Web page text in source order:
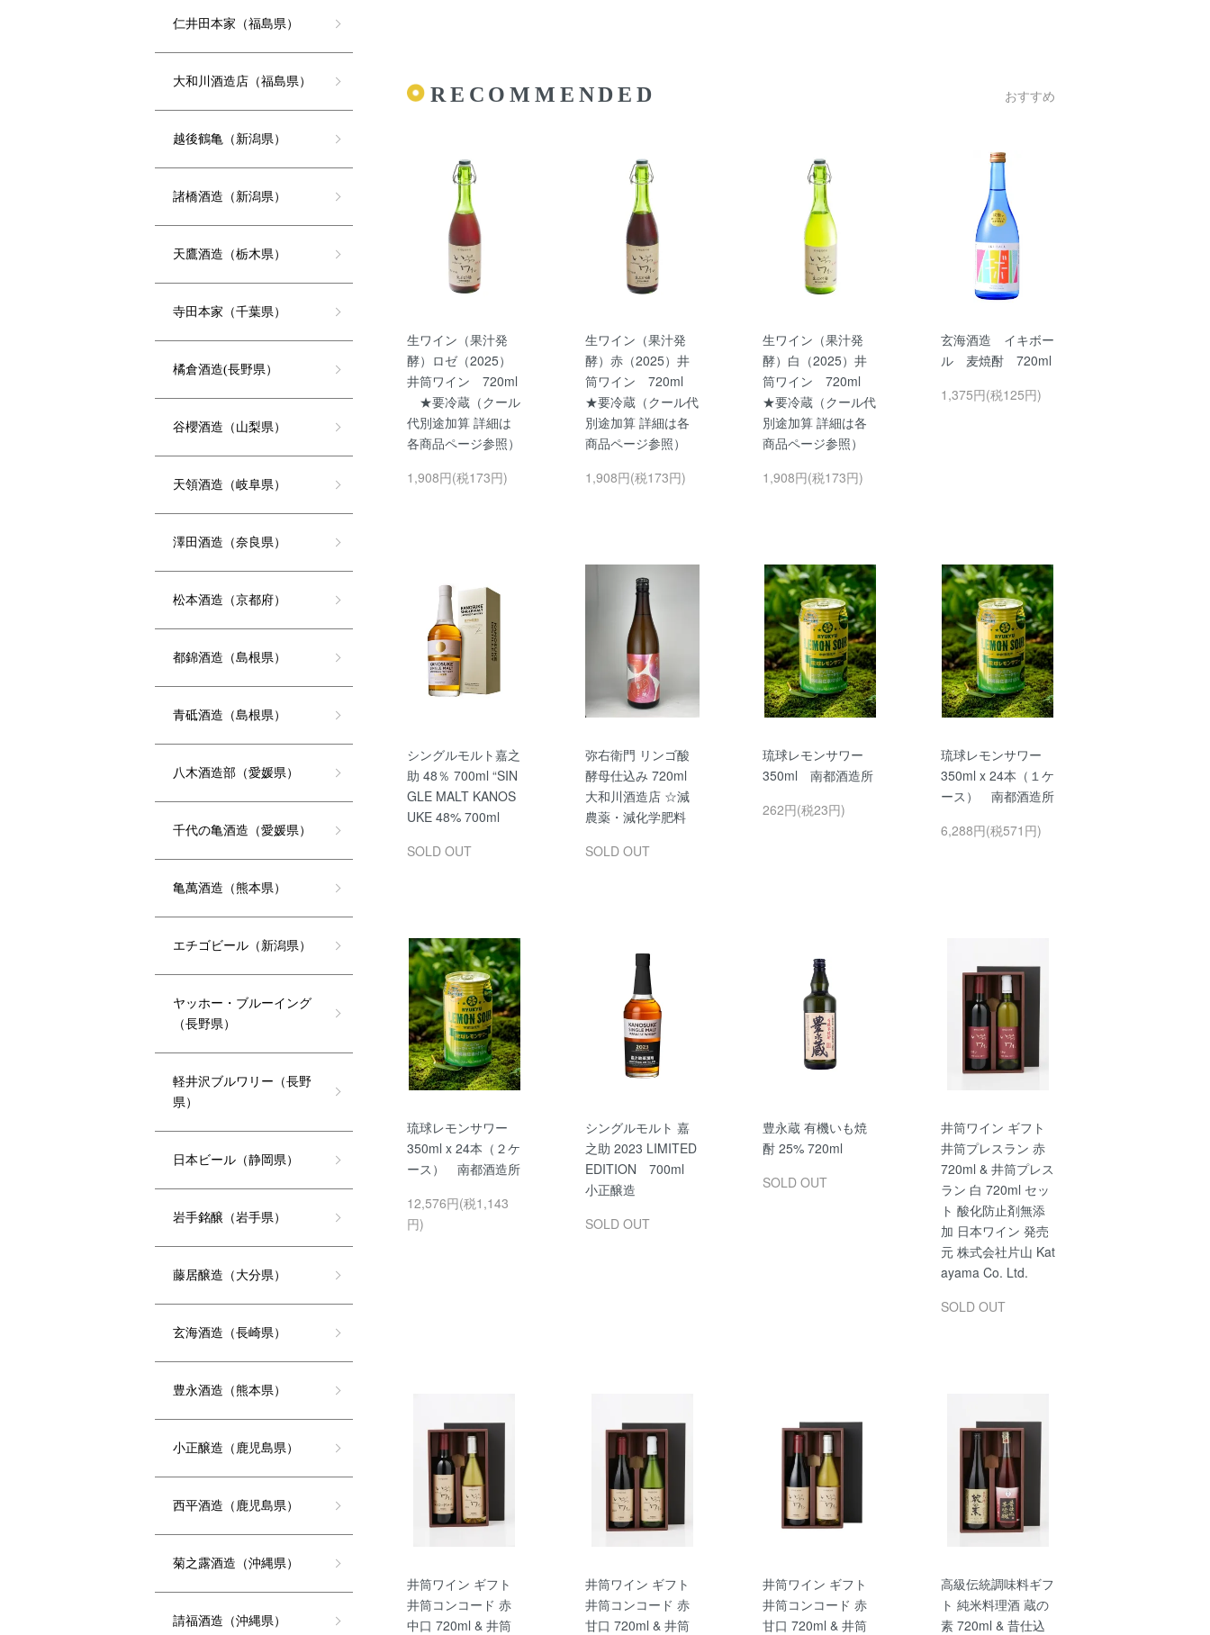
RECOMMENDED おすすめ
生ワイン（果汁発
酵）ロゼ（2025）
井筒ワイン 720ml
★要冷蔵（クール
代別途加算 詳細は
各商品ページ参照）
1,908円(税173円)
生ワイン（果汁発
酵）赤（2025）井
筒ワイン 720ml
★要冷蔵（クール代
別途加算 詳細は各
商品ページ参照）
1,908円(税173円)
生ワイン（果汁発
酵）白（2025）井
筒ワイン 720ml
★要冷蔵（クール代
別途加算 詳細は各
商品ページ参照）
1,908円(税173円)
玄海酒造 イキボー
ル 麦焼酎 720ml
1,375円(税125円)
シングルモルト嘉之
助 48％ 700ml “SIN
GLE MALT KANOS
UKE 48% 700ml
SOLD OUT
弥右衛門 リンゴ酸
酵母仕込み 720ml
大和川酒造店 ☆減
農薬・減化学肥料
SOLD OUT
琉球レモンサワー
350ml 南都酒造所
262円(税23円)
琉球レモンサワー
350ml x 24本（１ケ
ース） 南都酒造所
6,288円(税571円)
琉球レモンサワー
350ml x 24本（２ケ
ース） 南都酒造所
12,576円(税1,143
円)
シングルモルト 嘉
之助 2023 LIMITED
EDITION 700ml
小正醸造
SOLD OUT
豊永蔵 有機いも焼
酎 25% 720ml
SOLD OUT
井筒ワイン ギフト
井筒プレスラン 赤
720ml & 井筒プレス
ラン 白 720ml セッ
ト 酸化防止剤無添
加 日本ワイン 発売
元 株式会社片山 Kat
ayama Co. Ltd.
SOLD OUT
井筒ワイン ギフト
井筒コンコード 赤
中口 720ml & 井筒
井筒ワイン ギフト
井筒コンコード 赤
甘口 720ml & 井筒
井筒ワイン ギフト
井筒コンコード 赤
甘口 720ml & 井筒
高級伝統調味料ギフ
ト 純米料理酒 蔵の
素 720ml & 昔仕込
仁井田本家（福島県）
大和川酒造店（福島県）
越後鶴亀（新潟県）
諸橋酒造（新潟県）
天鷹酒造（栃木県）
寺田本家（千葉県）
橘倉酒造(長野県）
谷櫻酒造（山梨県）
天領酒造（岐阜県）
澤田酒造（奈良県）
松本酒造（京都府）
都錦酒造（島根県）
青砥酒造（島根県）
八木酒造部（愛媛県）
千代の亀酒造（愛媛県）
亀萬酒造（熊本県）
エチゴビール（新潟県）
ヤッホー・ブルーイング
（長野県）
軽井沢ブルワリー（長野
県）
日本ビール（静岡県）
岩手銘醸（岩手県）
藤居醸造（大分県）
玄海酒造（長崎県）
豊永酒造（熊本県）
小正醸造（鹿児島県）
西平酒造（鹿児島県）
菊之露酒造（沖縄県）
請福酒造（沖縄県）